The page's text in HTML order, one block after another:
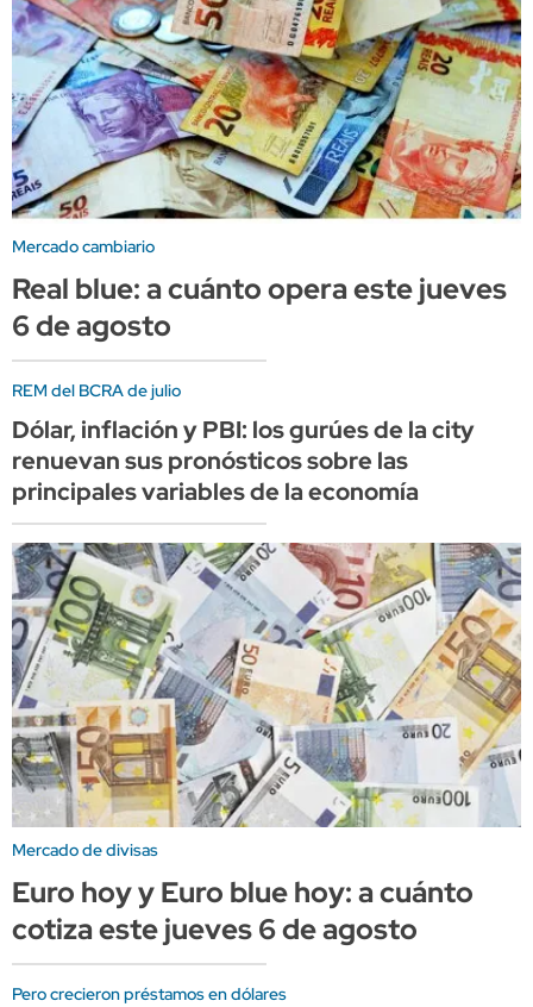
Mercado cambiario
Real blue: a cuánto opera este jueves
6 de agosto
REM del BCRA de julio
Dólar, inflación y PBI: los gurúes de la city
renuevan sus pronósticos sobre las
principales variables de la economía
Mercado de divisas
Euro hoy y Euro blue hoy: a cuánto
cotiza este jueves 6 de agosto
Pero crecieron préstamos en dólares